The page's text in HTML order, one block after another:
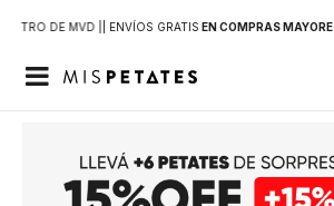
DE MVD | | ENVÍOS GRATIS EN COMPRAS
